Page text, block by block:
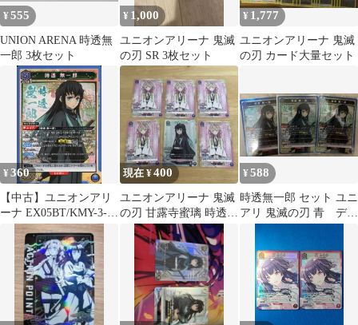
¥555
UNION ARENA 時透無
一郎 3枚セット
¥ 1,000
ユニオンアリーナ 鬼滅
の刃 SR 3枚セット
¥ 1,777
ユニオンアリーナ 鬼滅
の刃 カード大量セット
¥360
【中古】ユニオンアリ
ーナ EX05BT/KMY-3-
039[SR]：(キラ)時透 無
一郎
現在 ¥400
ユニオンアリーナ 鬼滅
の刃 甘露寺蜜璃 時透無
一郎 6枚セット
¥588
時透無一郎 セット ユニ
アリ 鬼滅の刃 青 デッ